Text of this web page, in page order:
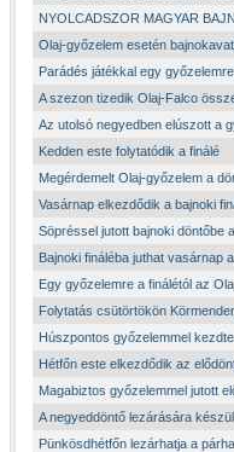
NYOLCADSZOR MAGYAR
Olaj-győzelem esetén
Parádés játékkal egy
A szezon tizedik Olaj-Falco
Az utolsó negyedben elúszott a
Kedden este folytatódik a finálé
Megérdemelt Olaj-győzelem a
Vasárnap elkezdődik a bajnoki
Söpréssel jutott bajnoki döntőbe
Bajnoki fináléba juthat vasárnap
Egy győzelemre a finálétól az
Folytatás csütörtökön
Húszpontos győzelemmel
Hétfőn este elkezdődik az
Magabiztos győzelemmel jutott
A negyeddöntő lezárására
Pünkösdhétfőn lezárhatja a